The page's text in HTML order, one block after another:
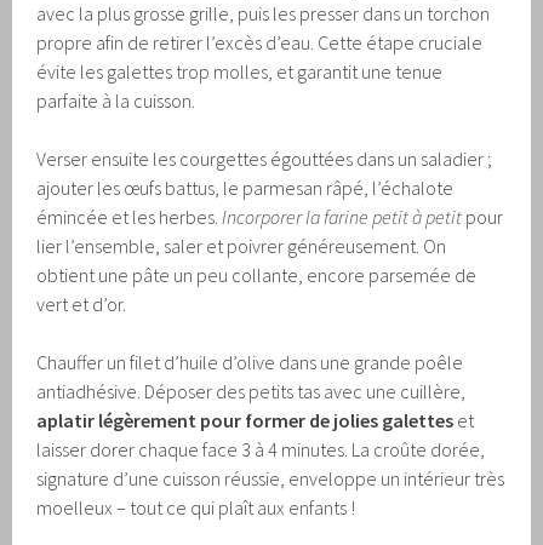
avec la plus grosse grille, puis les presser dans un torchon
propre afin de retirer l’excès d’eau. Cette étape cruciale
évite les galettes trop molles, et garantit une tenue
parfaite à la cuisson.
Verser ensuite les courgettes égouttées dans un saladier ;
ajouter les œufs battus, le parmesan râpé, l’échalote
émincée et les herbes.Incorporer la farine petit à petit pour
lier l’ensemble, saler et poivrer généreusement. On
obtient une pâte un peu collante, encore parsemée de
vert et d’or.
Chauffer un filet d’huile d’olive dans une grande poêle
antiadhésive. Déposer des petits tas avec une cuillère,
aplatir légèrement pour former de jolies galettes et
laisser dorer chaque face 3 à 4 minutes. La croûte dorée,
signature d’une cuisson réussie, enveloppe un intérieur très
moelleux – tout ce qui plaît aux enfants !